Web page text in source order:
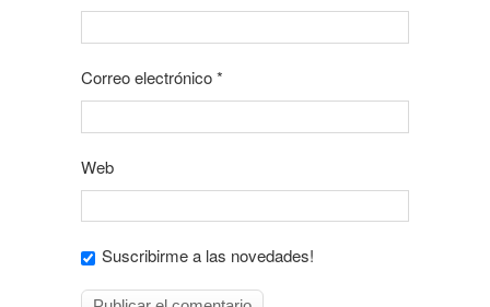
Correo electrónico*
Web
Suscribirme a las novedades!